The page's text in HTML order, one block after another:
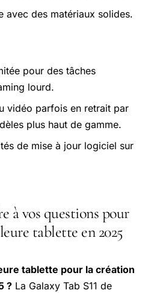
avec des matériaux solides.
pour des tâches
lourd.
vidéo parfois en retrait par
plus haut de gamme.
de mise à jour logiciel sur
à vos questions pour
tablette en 2025
tablette pour la création
? La Galaxy Tab S11 de